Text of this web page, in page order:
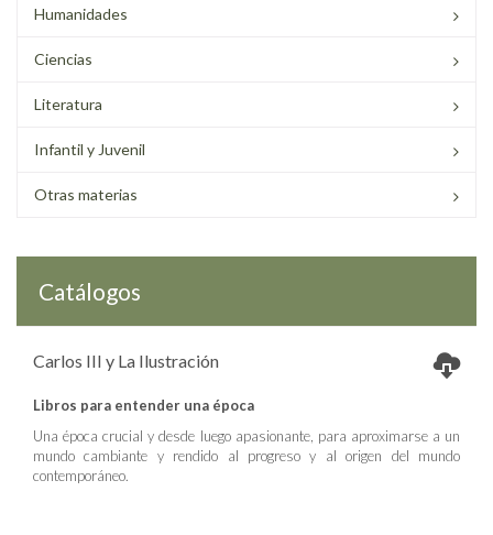
Humanidades
Ciencias
Literatura
Infantil y Juvenil
Otras materias
Catálogos
Carlos III y La Ilustración
Libros para entender una época
Una época crucial y desde luego apasionante, para aproximarse a un
mundo cambiante y rendido al progreso y al origen del mundo
contemporáneo.